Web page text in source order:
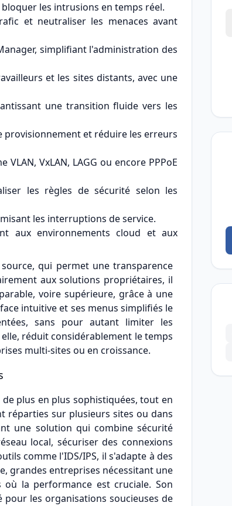
les intrusions en temps réel.
et neutraliser les menaces avant
simplifiant l'administration des
et les sites distants, avec une
une transition fluide vers les
provisionnement et réduire les erreurs
VLAN, VxLAN, LAGG ou encore PPPoE
les règles de sécurité selon les
les interruptions de service.
aux environnements cloud et aux
qui permet une transparence
aux solutions propriétaires, il
voire supérieure, grâce à une
intuitive et ses menus simplifiés le
sans pour autant limiter les
réduit considérablement le temps
multi-sites ou en croissance.
plus en plus sophistiquées, tout en
réparties sur plusieurs sites ou dans
une solution qui combine sécurité
local, sécuriser des connexions
comme l'IDS/IPS, il s'adapte à des
grandes entreprises nécessitant une
la performance est cruciale. Son
les organisations soucieuses de